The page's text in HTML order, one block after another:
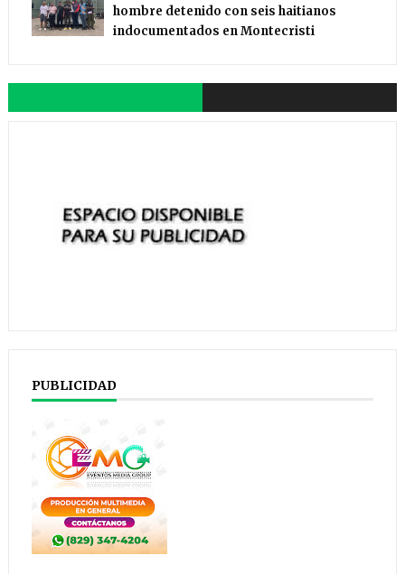
hombre detenido con seis haitianos
indocumentados en Montecristi
PUBLICIDAD